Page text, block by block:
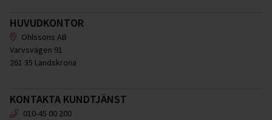
HUVUDKONTOR
Ohlssons AB
Varvsvägen 91
261 35 Landskrona
KONTAKTA KUNDTJÄNST
010-45 00 200